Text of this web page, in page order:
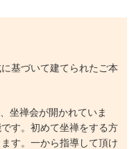
基づいて建てられたご本
坐禅会が開かれていま
す。初めて坐禅をする方
す。一から指導して頂け